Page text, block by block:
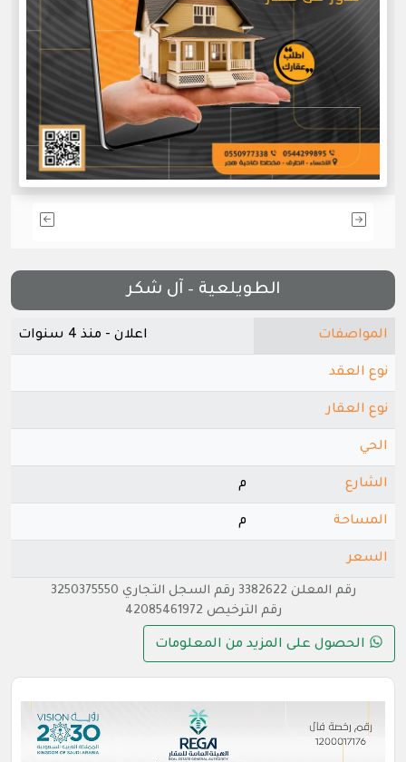
الطويلعية – آل شكر
المواصفات اعلان - منذ 4 سنوات
نوع العقد
نوع العقار
الحي
الشارع م
المساحة م
السعر
رقم المعلن 3382622 رقم السجل التجاري 3250375550
رقم الترخيص 42085461972
الحصول على المزيد من المعلومات